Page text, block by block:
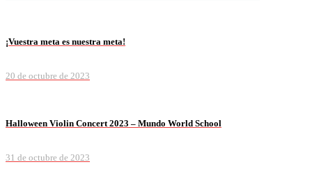
¡Vuestra meta es nuestra meta!
20 de octubre de 2023
Halloween Violin Concert 2023 – Mundo World School
31 de octubre de 2023